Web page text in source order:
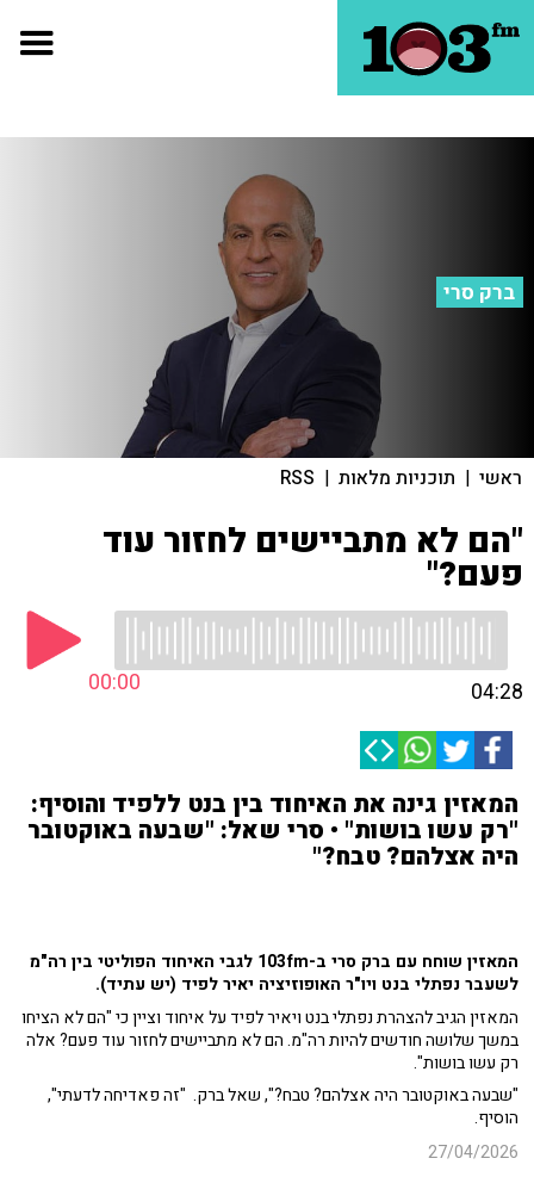
ברק סרי
ראשי | תוכניות מלאות |
RSS
"הם לא מתביישים לחזור עוד
פעם?"
00:00 04:28
המאזין גינה את האיחוד בין בנט ללפיד והוסיף:
"רק עשו בושות" • סרי שאל: "שבעה באוקטובר
היה אצלהם? טבח?"
המאזין שוחח עם ברק סרי ב-103fm לגבי האיחוד הפוליטי בין רה"מ
לשעבר נפתלי בנט ויו"ר האופוזיציה יאיר לפיד (יש עתיד).
המאזין הגיב להצהרת נפתלי בנט ויאיר לפיד על איחוד וציין כי "הם לא הציחו
במשך שלושה חודשים להיות רה"מ. הם לא מתביישים לחזור עוד פעם? אלה
רק עשו בושות".
"שבעה באוקטובר היה אצלהם? טבח?", שאל ברק. "זה פאדיחה לדעתי",
הוסיף.
27/04/2026